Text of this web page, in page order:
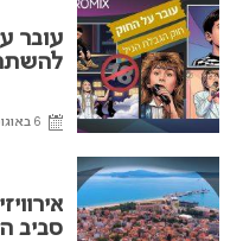
עובר
6 באוגוסט 2026
סביב